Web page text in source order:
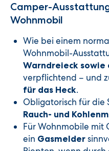
Camper-
Wohnmobil
Wie bei einem
Wohnmobil-
Warndreieck sowie
verpflichtend – und
für das Heck.
Obligatorisch für die
Rauch- und
Für Wohnmobile mit
ein Gasmelder